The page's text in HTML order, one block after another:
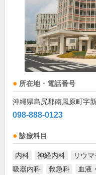
所在地・電話番号
沖縄県島尻郡南風原町字
098-888-0123
診療科目
内科 神経内科 リウ
吸器内科
救急科 血液